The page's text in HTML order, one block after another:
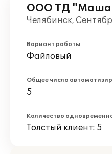
ООО ТД
Челябинск,
Вариант работы
Файловый
Общее число
5
Количество
Толстый клиент: 5